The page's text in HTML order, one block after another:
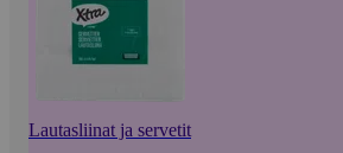
Lautasliinat ja servetit